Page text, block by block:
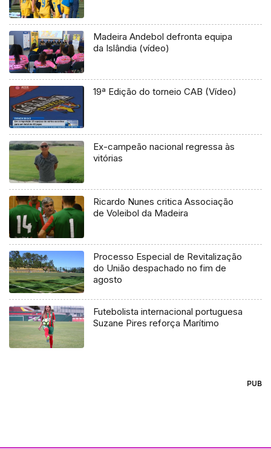
Madeira Andebol defronta equipa
da Islândia (vídeo)
19ª Edição do torneio CAB (Vídeo)
Ex-campeão nacional regressa às
vitórias
Ricardo Nunes critica Associação
de Voleibol da Madeira
Processo Especial de Revitalização
do União despachado no fim de
agosto
Futebolista internacional portuguesa
Suzane Pires reforça Marítimo
PUB